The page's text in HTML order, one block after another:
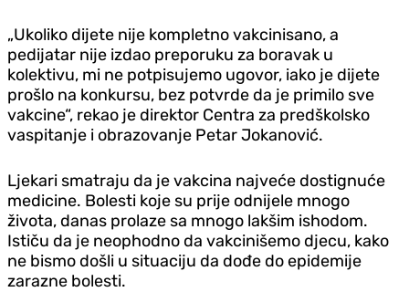
„Ukoliko dijete nije kompletno vakcinisano, a
pedijatar nije izdao preporuku za boravak u
kolektivu, mi ne potpisujemo ugovor, iako je dijete
prošlo na konkursu, bez potvrde da je primilo sve
vakcine“, rekao je direktor Centra za predškolsko
vaspitanje i obrazovanje Petar Jokanović.
Ljekari smatraju da je vakcina najveće dostignuće
medicine. Bolesti koje su prije odnijele mnogo
života, danas prolaze sa mnogo lakšim ishodom.
Ističu da je neophodno da vakcinišemo djecu, kako
ne bismo došli u situaciju da dođe do epidemije
zarazne bolesti.